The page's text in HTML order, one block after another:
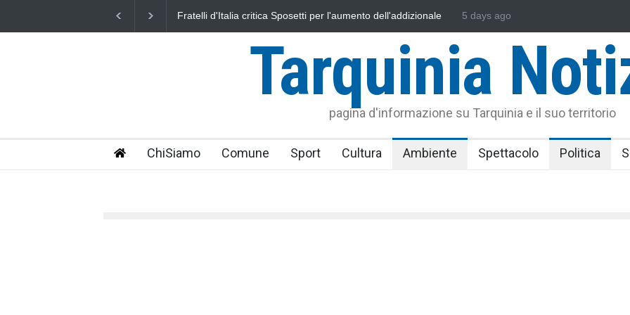
L'Università della Tuscia e l'Assonautica Provinciale di Viterbo
Vincenzo Ferri, un Eroe tarquiniese
5 days ago
Tarquinia
pagina d'informazione su Tarquinia e il suo territorio
ChiSiamo Comune Sport Cultura Ambiente Spettacolo Politica